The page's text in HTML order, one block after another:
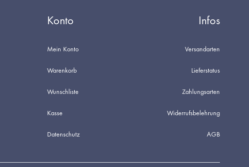
Konto
Mein Konto
Warenkorb
Wunschliste
Kasse
Datenschutz
Infos
Versandarten
Lieferstatus
Zahlungsarten
Widerrufsbelehrung
AGB